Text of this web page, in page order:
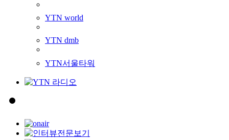
YTN world
YTN dmb
YTN서울타워